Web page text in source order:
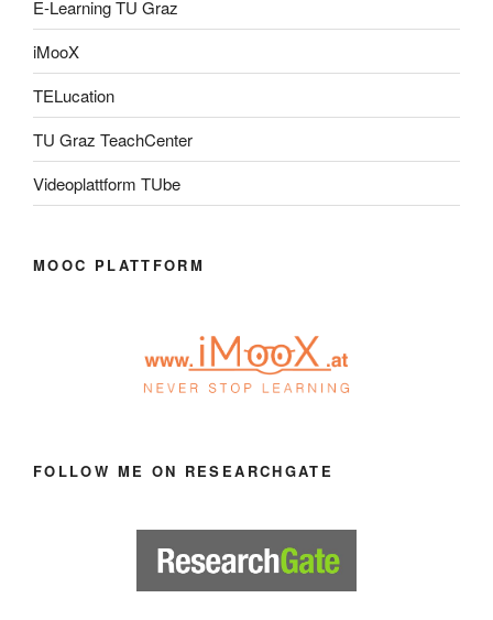
E-Learning TU Graz
iMooX
TELucation
TU Graz TeachCenter
Videoplattform TUbe
MOOC PLATTFORM
FOLLOW ME ON RESEARCHGATE